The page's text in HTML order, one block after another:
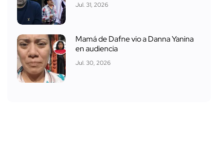
Jul. 31, 2026
Mamá de Dafne vio a Danna Yanina
en audiencia
Jul. 30, 2026